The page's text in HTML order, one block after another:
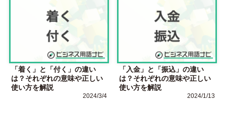
「着く」と「付く」の違い
は？それぞれの意味や正しい
使い方を解説
2024/3/4
「入金」と「振込」の違い
は？それぞれの意味や正しい
使い方を解説
2024/1/13